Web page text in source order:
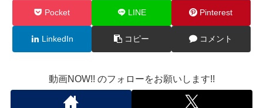
Pocket LINE Pinterest
LinkedIn コピー コメント
動画NOW!! のフォローをお願いします!!